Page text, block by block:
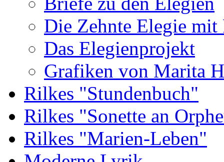
Die Zehnte Elegie
Das Elegienprojekt
Grafiken von Marita
Rilkes "Stundenbuch"
Rilkes "Sonette an
Rilkes "Marien-Leben"